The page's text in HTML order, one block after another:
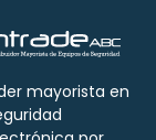
mayorista en